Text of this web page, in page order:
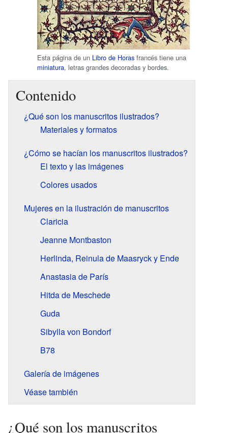
Esta página de un Libro de Horas francés tiene una
miniatura, letras grandes decoradas y bordes.
Contenido
¿Qué son los manuscritos ilustrados?
Materiales y formatos
¿Cómo se hacían los manuscritos ilustrados?
El texto y las imágenes
Colores usados
Mujeres en la ilustración de manuscritos
Claricia
Jeanne Montbaston
Herlinda, Reinula de Maasryck y Ende
Anastasia de París
Hitda de Meschede
Guda
Sibylla von Bondorf
B78
Galería de imágenes
Véase también
¿Qué son los manuscritos